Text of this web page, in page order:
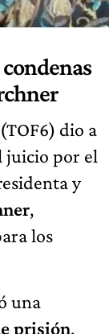
(TOF6) dio a
juicio por el
y
,
los
una
prisión,